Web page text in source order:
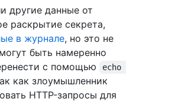
другие данные от
раскрытие секрета,
в журнале, но это не
быть намеренно
с помощью
echo
как злоумышленник
HTTP-запросы для